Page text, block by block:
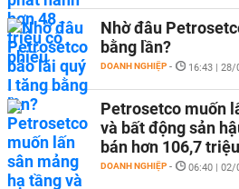
Nhờ đâu
bằng lần?
DOANH NGHIỆP - 16:43 |
Petrosetco muốn
và bất động sản
bán hơn 106,7
DOANH NGHIỆP - 06:40 | 02/